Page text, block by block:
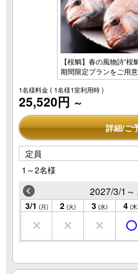
【桜鯛】春の風物詩“
期間限定プランをご用意
1名様料金( 1名様1室利用時 )
25,520円 ～
詳細/ご
定員
1～2名様
2027/3/1～
3/1 (月) 2 (火) 3 (水) 4 (